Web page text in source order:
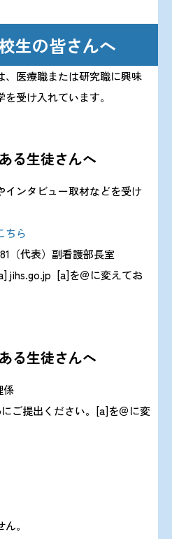
生の皆さんへ
、医療職または研究職に興味
受け入れています。
る生徒さんへ
インタビュー取材などを受け
ちら
（代表）副看護部長室
jihs.go.jp [a]を＠に変えてお
る生徒さんへ
係
ご提出ください。 [a]を＠に変
。